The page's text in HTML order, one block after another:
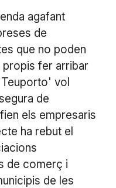
agafant
de
que no poden
fer arribar
vol
de
els empresaris
ha rebut el
de comerç i
de les